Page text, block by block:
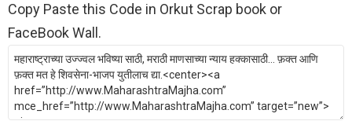
Copy Paste this Code in Orkut Scrap book or
FaceBook Wall.